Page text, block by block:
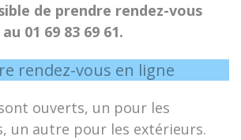
de prendre rendez-vous
01 69 83 69 61.
rendez-vous en ligne
ouverts, un pour les
un autre pour les extérieurs.